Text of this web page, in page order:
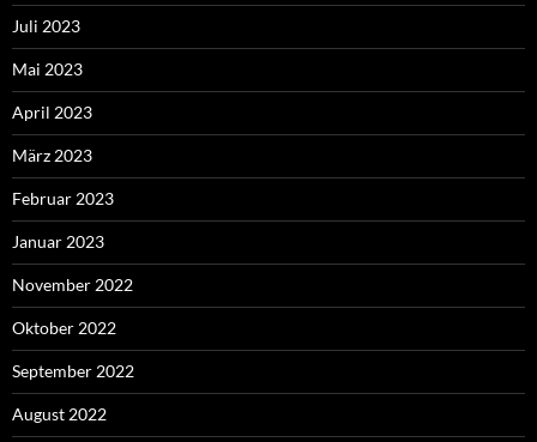
Juli 2023
Mai 2023
April 2023
März 2023
Februar 2023
Januar 2023
November 2022
Oktober 2022
September 2022
August 2022